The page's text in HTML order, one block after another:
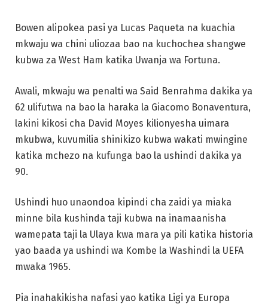
Bowen alipokea pasi ya Lucas Paqueta na kuachia
mkwaju wa chini uliozaa bao na kuchochea shangwe
kubwa za West Ham katika Uwanja wa Fortuna.
Awali, mkwaju wa penalti wa Said Benrahma dakika ya
62 ulifutwa na bao la haraka la Giacomo Bonaventura,
lakini kikosi cha David Moyes kilionyesha uimara
mkubwa, kuvumilia shinikizo kubwa wakati mwingine
katika mchezo na kufunga bao la ushindi dakika ya
90.
Ushindi huo unaondoa kipindi cha zaidi ya miaka
minne bila kushinda taji kubwa na inamaanisha
wamepata taji la Ulaya kwa mara ya pili katika historia
yao baada ya ushindi wa Kombe la Washindi la UEFA
mwaka 1965.
Pia inahakikisha nafasi yao katika Ligi ya Europa